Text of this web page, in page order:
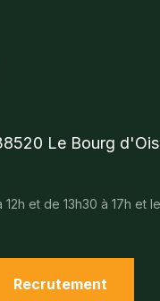
Le Bourg
et de 13h30 à 17h et
Recrutement